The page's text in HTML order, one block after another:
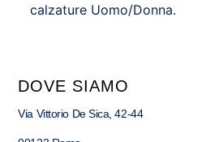
calzature Uomo/Donna.
DOVE SIAMO
Via Vittorio De Sica, 42-44